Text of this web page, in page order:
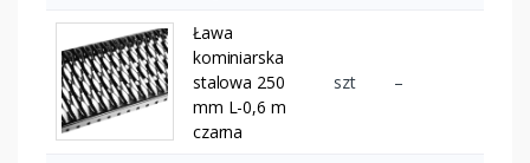
Ława
kominiarska
stalowa 250
mm L-0,6 m
czarna
szt –